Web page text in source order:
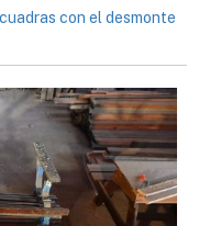
con el desmonte